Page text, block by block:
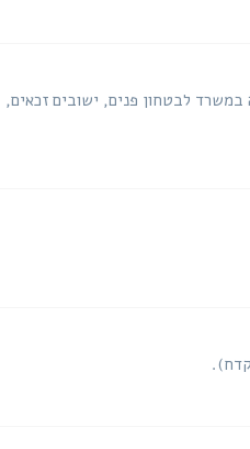
במשרד לבטחון פנים, ישובים זכאים,